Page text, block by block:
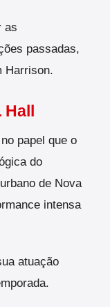
as
passadas,
Harrison.
Hall
papel que o
do
de Nova
intensa
atuação